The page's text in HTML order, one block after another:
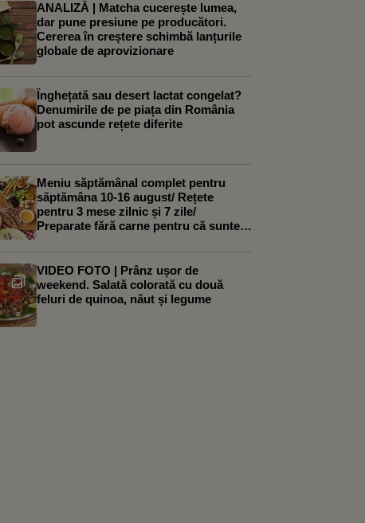
ANALIZĂ | Matcha cucerește lumea,
dar pune presiune pe producători.
Cererea în creștere schimbă lanțurile
globale de aprovizionare
Înghețată sau desert lactat congelat?
Denumirile de pe piața din România
pot ascunde rețete diferite
Meniu săptămânal complet pentru
săptămâna 10-16 august/ Rețete
pentru 3 mese zilnic și 7 zile/
Preparate fără carne pentru că suntem
august
VIDEO FOTO | Prânz ușor de
weekend. Salată colorată cu două
feluri de quinoa, năut și legume